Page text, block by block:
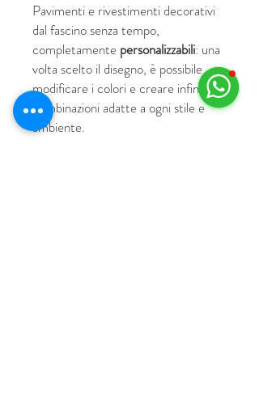
Pavimenti e rivestimenti decorativi
dal fascino senza tempo,
completamente personalizzabili: una
volta scelto il disegno, è possibile
modificare i colori e creare infinite
combinazioni adatte a ogni stile e
ambiente.